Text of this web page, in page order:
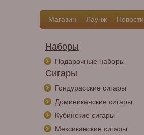
Магазин Лаунж Новости
Наборы
Подарочные наборы
Сигары
Гондурасские сигары
Доминиканские сигары
Кубинские сигары
Мексиканские сигары